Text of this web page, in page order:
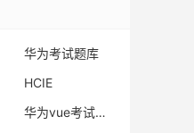
华为考试题库
HCIE
华为vue考试中心